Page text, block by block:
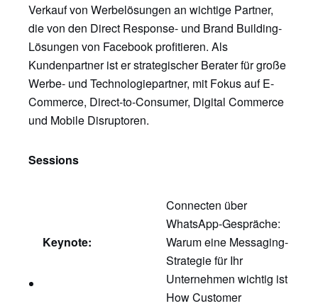
Verkauf von Werbelösungen an wichtige Partner,
die von den Direct Response- und Brand Building-
Lösungen von Facebook profitieren. Als
Kundenpartner ist er strategischer Berater für große
Werbe- und Technologiepartner, mit Fokus auf E-
Commerce, Direct-to-Consumer, Digital Commerce
und Mobile Disruptoren.
Sessions
Keynote:
Connecten über
WhatsApp-Gespräche:
Warum eine Messaging-
Strategie für Ihr
Unternehmen wichtig ist
How Customer